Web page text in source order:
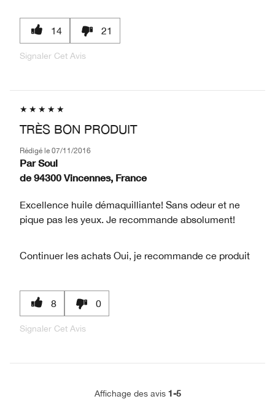
14 21
Signaler Cet Avis
TRÈS BON PRODUIT
Rédigé le 07/11/2016
Par Soul
de 94300 Vincennes, France
Excellence huile démaquilliante! Sans odeur et ne
pique pas les yeux. Je recommande absolument!
Continuer les achats Oui, je recommande ce produit
8 0
Signaler Cet Avis
Affichage des avis 1-5